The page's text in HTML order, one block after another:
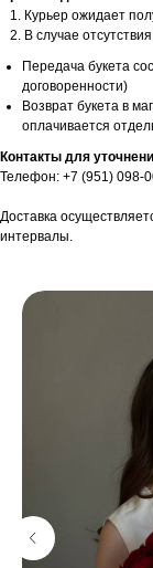
Курьер ожидает
В случае
Передача букета
договоренности)
Возврат букета в
оплачивается
Контакты для
Телефон: +7 (951) 098-
Доставка
интервалы.